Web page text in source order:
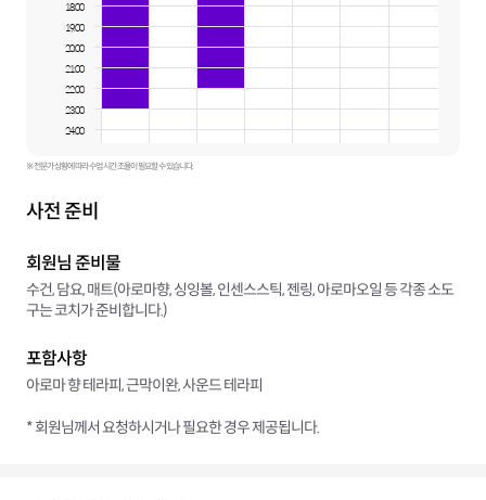
18:00
19:00
20:00
21:00
22:00
23:00
24:00
※ 전문가 상황에 따라 수업 시간 조율이 필요할 수 있습니다.
사전 준비
회원님 준비물
수건, 담요, 매트(아로마향, 싱잉볼, 인센스스틱, 젠링, 아로마오일 등 각종 소도
구는 코치가 준비합니다.)
포함사항
아로마 향 테라피, 근막이완, 사운드 테라피
* 회원님께서 요청하시거나 필요한 경우 제공됩니다.